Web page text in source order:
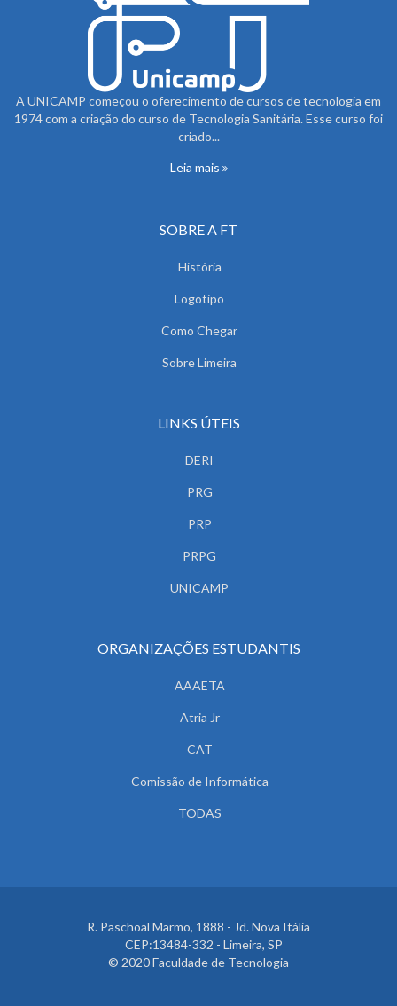
A UNICAMP começou o oferecimento de cursos de tecnologia em
1974 com a criação do curso de Tecnologia Sanitária. Esse curso foi
criado...
Leia mais
SOBRE A FT
História
Logotipo
Como Chegar
Sobre Limeira
LINKS ÚTEIS
DERI
PRG
PRP
PRPG
UNICAMP
ORGANIZAÇÕES ESTUDANTIS
AAAETA
Atria Jr
CAT
Comissão de Informática
TODAS
R. Paschoal Marmo, 1888 - Jd. Nova Itália
CEP:13484-332 - Limeira, SP
© 2020 Faculdade de Tecnologia